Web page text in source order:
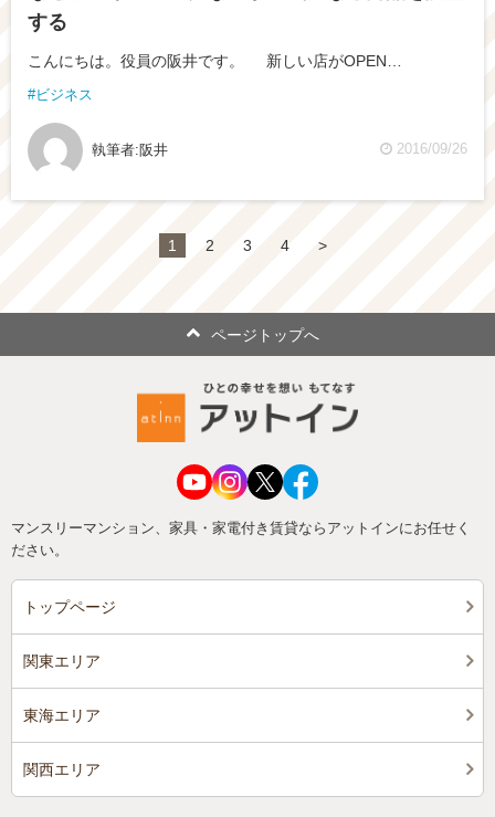
する
こんにちは。役員の阪井です。 新しい店がOPEN…
ビジネス
執筆者:阪井 2016/09/26
1 2 3 4 >
ページトップへ
マンスリーマンション、家具・家電付き賃貸ならアットインにお任せく
ださい。
トップページ
関東エリア
東海エリア
関西エリア